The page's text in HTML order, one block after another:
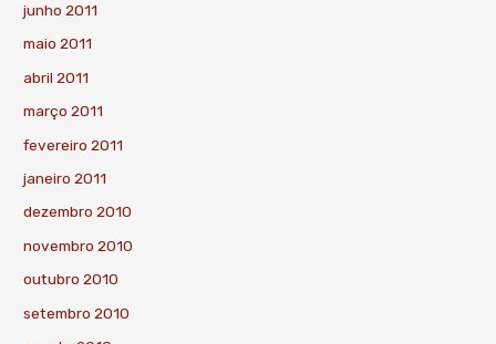
junho 2011
maio 2011
abril 2011
março 2011
fevereiro 2011
janeiro 2011
dezembro 2010
novembro 2010
outubro 2010
setembro 2010